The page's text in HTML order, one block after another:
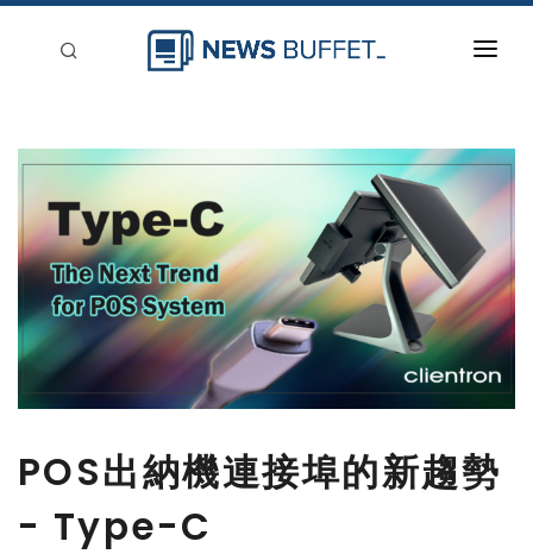
新聞稿分類
登入
刊登
POS出納機連接埠的新趨勢
- Type-C